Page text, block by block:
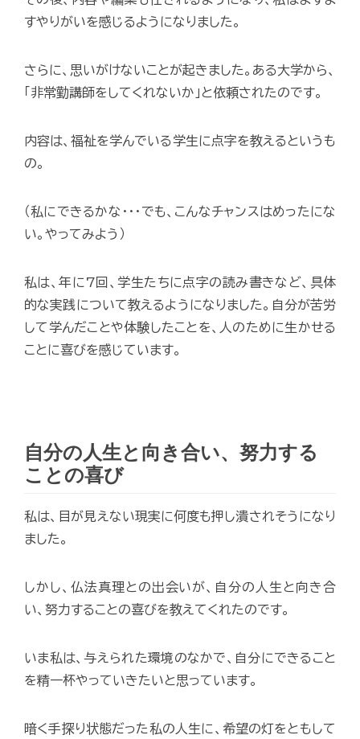
すやりがいを感じるようになりました。
さらに、思いがけないことが起きました。ある大学から、
「非常勤講師をしてくれないか」と依頼されたのです。
内容は、福祉を学んでいる学生に点字を教えるというも
の。
（私にできるかな･･･でも、こんなチャンスはめったにな
い。やってみよう）
私は、年に7回、学生たちに点字の読み書きなど、具体
的な実践について教えるようになりました。自分が苦労
して学んだことや体験したことを、人のために生かせる
ことに喜びを感じています。
自分の人生と向き合い、努力する
ことの喜び
私は、目が見えない現実に何度も押し潰されそうになり
ました。
しかし、仏法真理との出会いが、自分の人生と向き合
い、努力することの喜びを教えてくれたのです。
いま私は、与えられた環境のなかで、自分にできること
を精一杯やっていきたいと思っています。
暗く手探り状態だった私の人生に、希望の灯をともして